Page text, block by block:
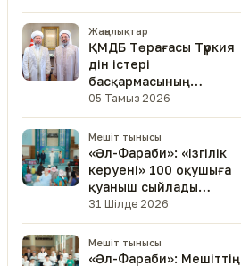
Жаңалықтар
ҚМДБ Төрағасы Түркия
дін істері
басқармасының
төрағасымен кездесті
05 Тамыз 2026
Мешіт тынысы
«Әл-Фараби»: «Ізгілік
керуені» 100 оқушыға
қуаныш сыйлады
(фото)
31 Шілде 2026
Мешіт тынысы
«Әл-Фараби»: Мешіттің